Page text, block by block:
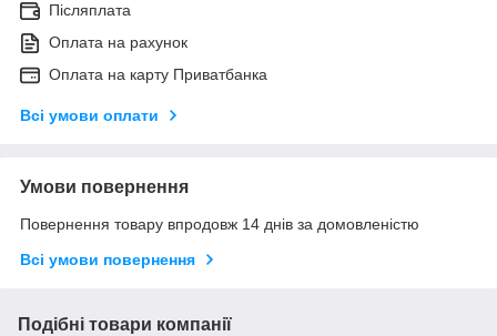
Післяплата
Оплата на рахунок
Оплата на карту Приватбанка
Всі умови оплати
Умови повернення
Повернення товару впродовж 14 днів за домовленістю
Всі умови повернення
Подібні товари компанії